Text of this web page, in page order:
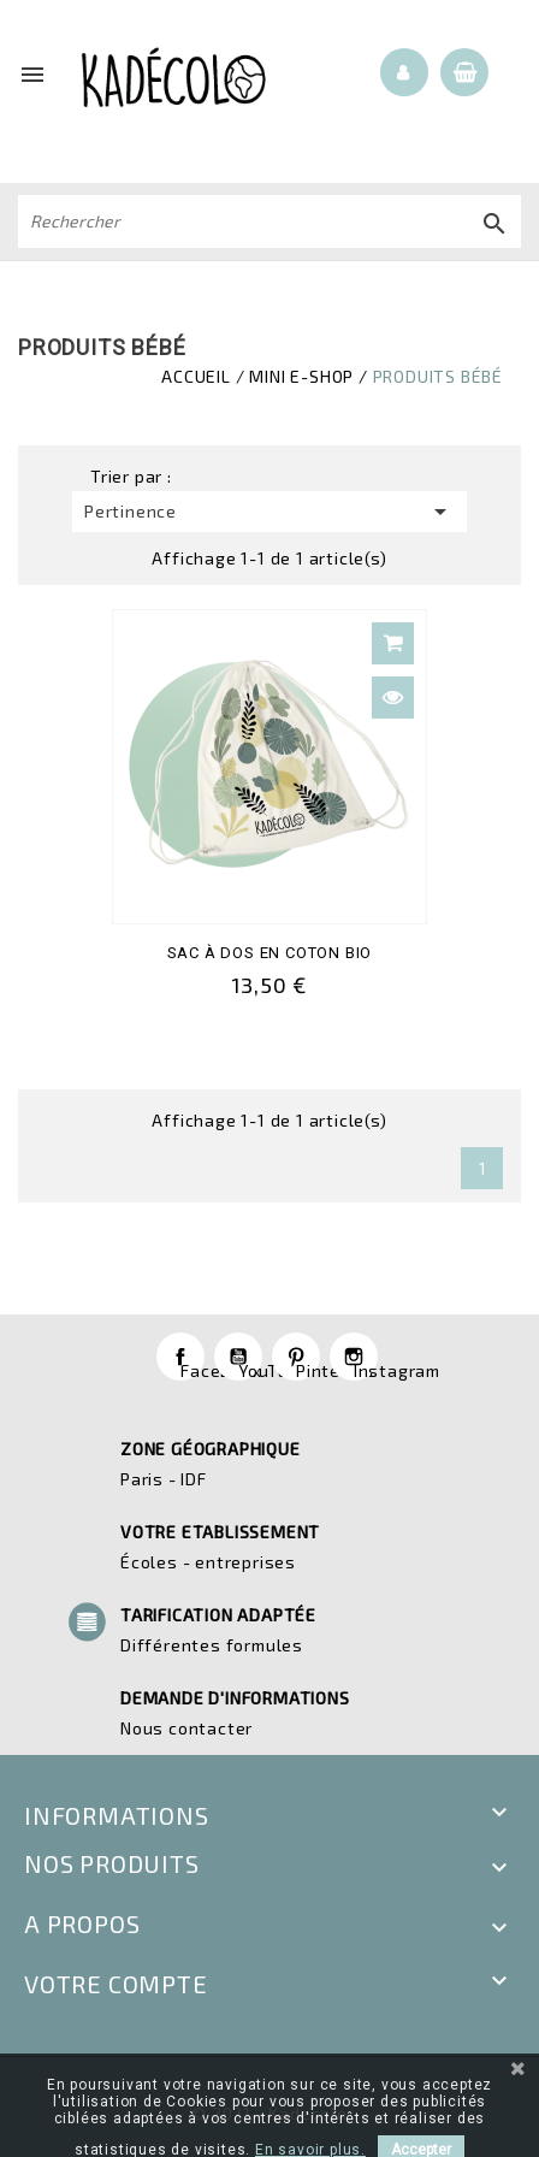


PRODUITS BÉBÉ
ACCUEIL MINI E-SHOP PRODUITS BÉBÉ
Trier par :
Pertinence

Affichage 1-1 de 1 article(s)
SAC À DOS EN COTON BIO
13,50 €
Affichage 1-1 de 1 article(s)
1
FacebookYouTubePinterestInstagram
ZONE GÉOGRAPHIQUE
Paris - IDF
VOTRE ETABLISSEMENT
Écoles - entreprises
TARIFICATION ADAPTÉE
Différentes formules
DEMANDE D'INFORMATIONS
Nous contacter
INFORMATIONS

NOS PRODUITS

A PROPOS

VOTRE COMPTE

© 2021 - Kadecolo
En poursuivant votre navigation sur ce site, vous acceptez
l'utilisation de Cookies pour vous proposer des publicités
ciblées adaptées à vos centres d'intérêts et réaliser des
statistiques de visites. En savoir plus. Accepter